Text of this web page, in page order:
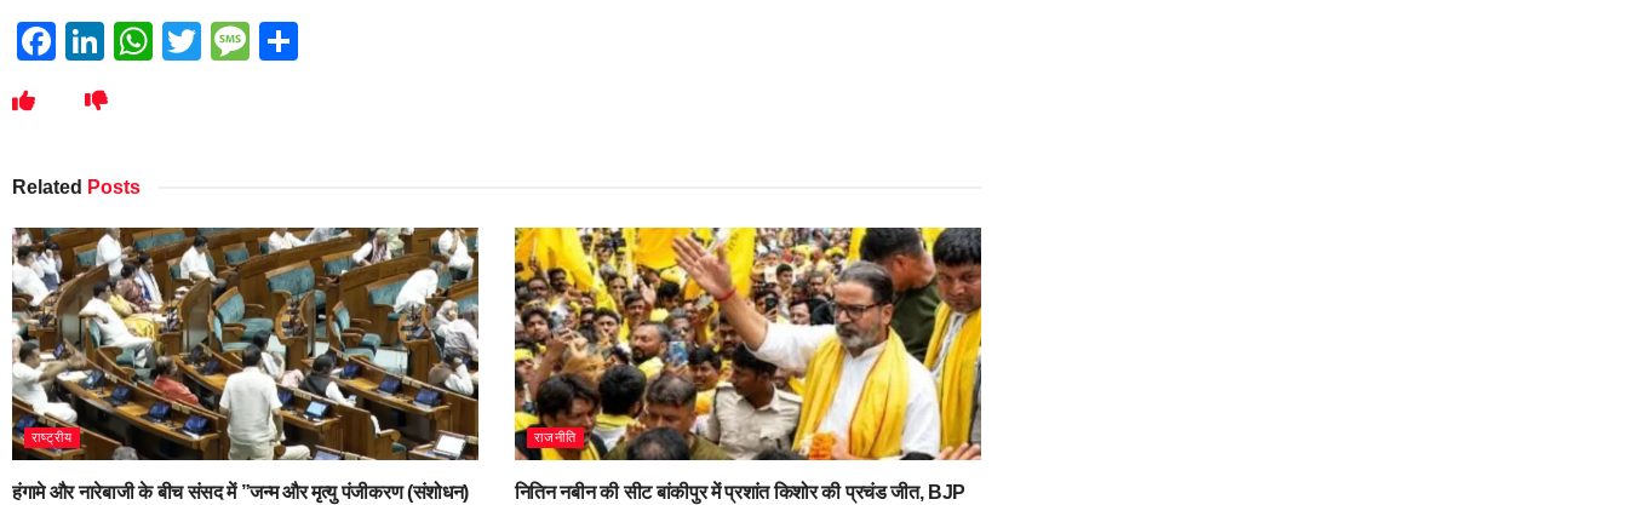
Facebook
LinkedIn
WhatsApp
TwitterMessage
Related Posts
राष्ट्रीय
हंगामे और नारेबाजी के बीच संसद में ”जन्म और मृत्यु पंजीकरण (संशोधन)
राजनीति
नितिन नबीन की सीट बांकीपुर में प्रशांत किशोर की प्रचंड जीत, BJP